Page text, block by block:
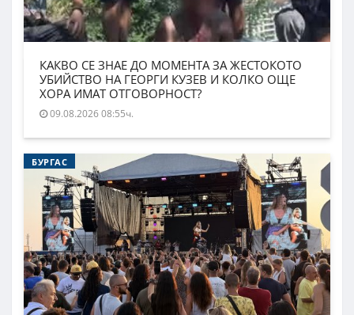
КАКВО СЕ ЗНАЕ ДО МОМЕНТА ЗА ЖЕСТОКОТО
УБИЙСТВО НА ГЕОРГИ КУЗЕВ И КОЛКО ОЩЕ
ХОРА ИМАТ ОТГОВОРНОСТ?
09.08.2026 08:55ч.
БУРГАС